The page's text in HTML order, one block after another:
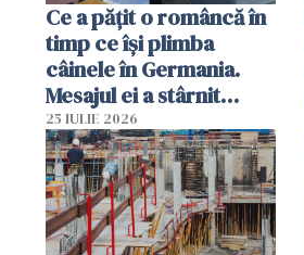
Ce a pățit o româncă în
timp ce își plimba
câinele în Germania.
Mesajul ei a stârnit
dezbateri aprinse
25 IULIE 2026